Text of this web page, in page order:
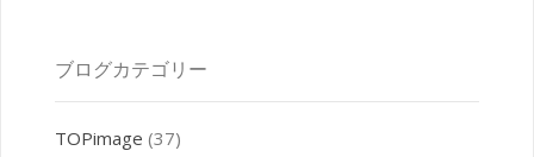
ブログカテゴリー
TOPimage (37)